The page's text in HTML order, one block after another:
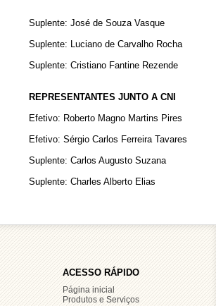
Suplente: José de Souza Vasque
Suplente: Luciano de Carvalho Rocha
Suplente: Cristiano Fantine Rezende
REPRESENTANTES JUNTO A CNI
Efetivo: Roberto Magno Martins Pires
Efetivo: Sérgio Carlos Ferreira Tavares
Suplente: Carlos Augusto Suzana
Suplente: Charles Alberto Elias
ACESSO RÁPIDO
Página inicial
Produtos e Serviços